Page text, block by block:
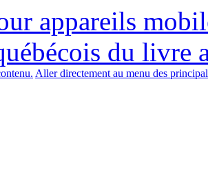
appareils
du livre
Aller directement au menu des